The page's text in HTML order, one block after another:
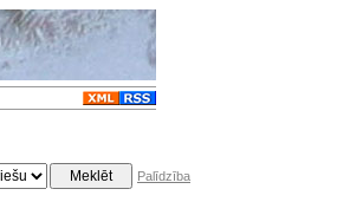
Palīdzība